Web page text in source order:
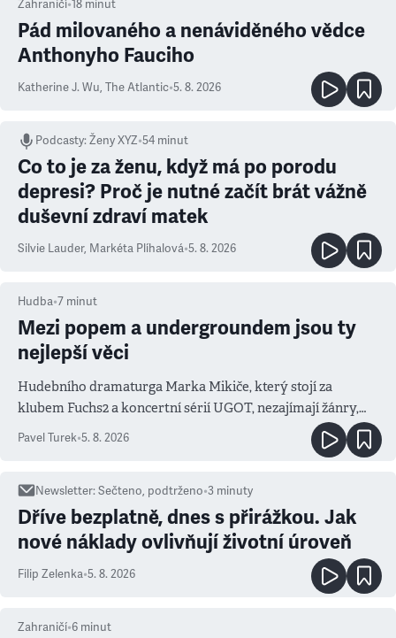
Zahraničí•18 minut
Pád milovaného a nenáviděného vědce
Anthonyho Fauciho
Katherine J. Wu, The Atlantic•5. 8. 2026
Podcasty:Ženy XYZ•54 minut
Co to je za ženu, když má po porodu
depresi? Proč je nutné začít brát vážně
duševní zdraví matek
Silvie Lauder, Markéta Plíhalová•5. 8. 2026
Hudba•7 minut
Mezi popem a undergroundem jsou ty
nejlepší věci
Hudebního dramaturga Marka Mikiče, který stojí za
klubem Fuchs2 a koncertní sérií UGOT, nezajímají žánry,
ale atmosféra
Pavel Turek•5. 8. 2026
Newsletter:Sečteno, podtrženo•3 minuty
Dříve bezplatně, dnes s přirážkou. Jak
nové náklady ovlivňují životní úroveň
Filip Zelenka•5. 8. 2026
Zahraničí•6 minut